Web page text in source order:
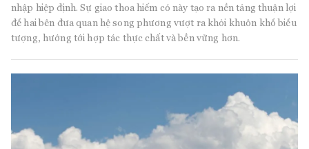
nhập hiệp định. Sự giao thoa hiếm có này tạo ra nền tảng thuận lợi
để hai bên đưa quan hệ song phương vượt ra khỏi khuôn khổ biểu
tượng, hướng tới hợp tác thực chất và bền vững hơn.